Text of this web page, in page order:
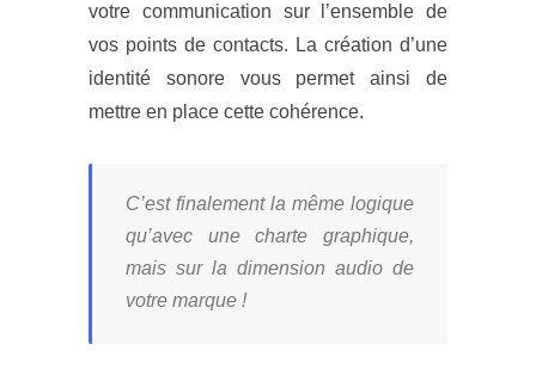
votre communication sur l’ensemble de
vos points de contacts. La création d’une
identité sonore vous permet ainsi de
mettre en place cette cohérence.
C’est finalement la même logique
qu’avec une charte graphique,
mais sur la dimension audio de
votre marque !